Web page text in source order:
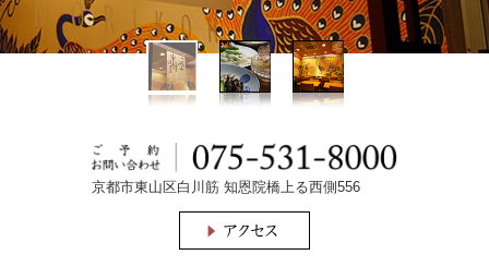
京都市東山区白川筋 知恩院橋上る西側556